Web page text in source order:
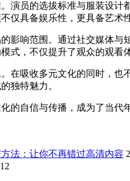
演员的选拔标准与服装设
仅具备娱乐性，更具备艺术
影响范围。通过社交媒体
式，不仅提升了观众的观
在吸收多元文化的同时，
独特魅力。
的自信与传播，成为了当代
法：让你不再错过高清内容